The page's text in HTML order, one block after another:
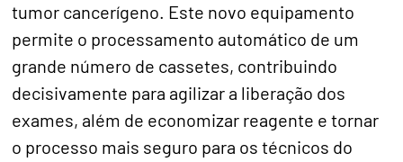
tumor cancerígeno. Este novo equipamento
permite o processamento automático de um
grande número de cassetes, contribuindo
decisivamente para agilizar a liberação dos
exames, além de economizar reagente e tornar
o processo mais seguro para os técnicos do